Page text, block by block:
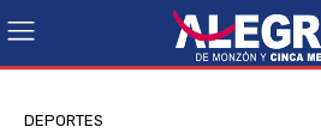
DEPORTES